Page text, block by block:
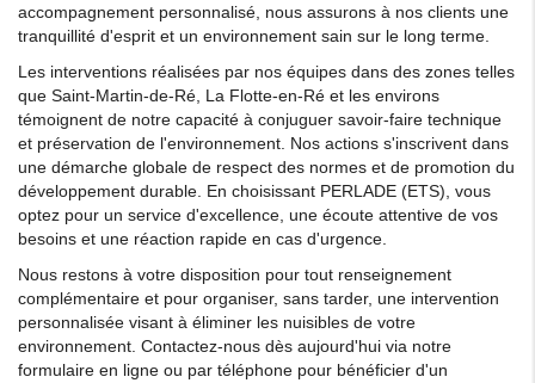
accompagnement personnalisé, nous assurons à nos clients une
tranquillité d'esprit et un environnement sain sur le long terme.
Les interventions réalisées par nos équipes dans des zones telles
que Saint-Martin-de-Ré, La Flotte-en-Ré et les environs
témoignent de notre capacité à conjuguer savoir-faire technique
et préservation de l'environnement. Nos actions s'inscrivent dans
une démarche globale de respect des normes et de promotion du
développement durable. En choisissant PERLADE (ETS), vous
optez pour un service d'excellence, une écoute attentive de vos
besoins et une réaction rapide en cas d'urgence.
Nous restons à votre disposition pour tout renseignement
complémentaire et pour organiser, sans tarder, une intervention
personnalisée visant à éliminer les nuisibles de votre
environnement. Contactez-nous dès aujourd'hui via notre
formulaire en ligne ou par téléphone pour bénéficier d'un